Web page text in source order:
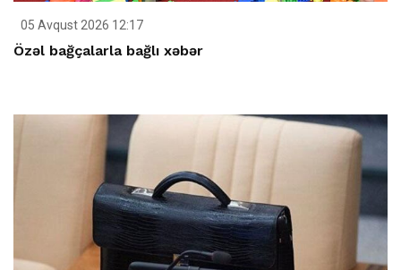
05 Avqust 2026 12:17
Özəl bağçalarla bağlı xəbər